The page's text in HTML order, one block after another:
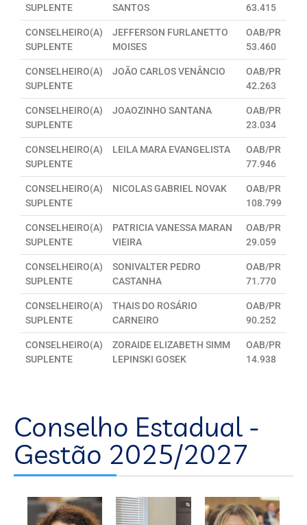
SUPLENTE
SANTOS
63.415
CONSELHEIRO(A)
SUPLENTE
JEFFERSON FURLANETTO
MOISES
OAB/PR
53.460
CONSELHEIRO(A)
SUPLENTE
JOÃO CARLOS VENÂNCIO
OAB/PR
42.263
CONSELHEIRO(A)
SUPLENTE
JOAOZINHO SANTANA
OAB/PR
23.034
CONSELHEIRO(A)
SUPLENTE
LEILA MARA EVANGELISTA
OAB/PR
77.946
CONSELHEIRO(A)
SUPLENTE
NICOLAS GABRIEL NOVAK
OAB/PR
108.799
CONSELHEIRO(A)
SUPLENTE
PATRICIA VANESSA MARAN
VIEIRA
OAB/PR
29.059
CONSELHEIRO(A)
SUPLENTE
SONIVALTER PEDRO
CASTANHA
OAB/PR
71.770
CONSELHEIRO(A)
SUPLENTE
THAIS DO ROSÁRIO
CARNEIRO
OAB/PR
90.252
CONSELHEIRO(A)
SUPLENTE
ZORAIDE ELIZABETH SIMM
LEPINSKI GOSEK
OAB/PR
14.938
Conselho Estadual -
Gestão 2025/2027